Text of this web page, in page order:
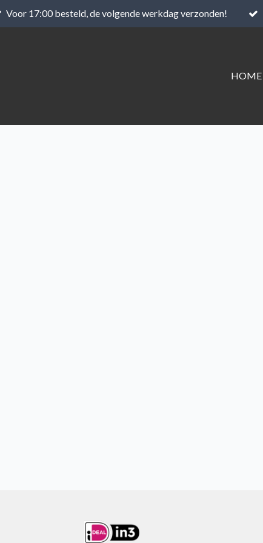
Voor 17:00 besteld, de volgende werkdag verzonden!
HOME